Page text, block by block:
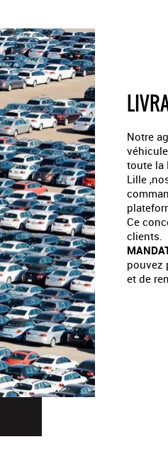
Notre
toute la
Lille
Ce
clients.
pouvez
et de